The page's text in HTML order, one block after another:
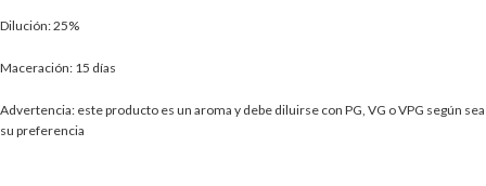
Dilución: 25%
Maceración: 15 días
Advertencia: este producto es un aroma y debe diluirse con PG, VG o VPG según sea
su preferencia